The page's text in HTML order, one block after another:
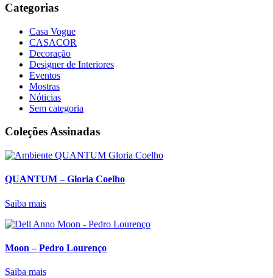
Categorias
Casa Vogue
CASACOR
Decoração
Designer de Interiores
Eventos
Mostras
Nóticias
Sem categoria
Coleções Assinadas
QUANTUM – Gloria Coelho
Saiba mais
Moon – Pedro Lourenço
Saiba mais